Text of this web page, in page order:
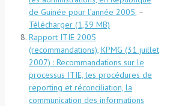
de Guinée pour l’année 2005. –
Télécharger
Rapport ITIE 2005
(recommandations), KPMG (31 juillet
2007) : Recommandations sur le
processus ITIE, les procédures de
reporting et réconciliation, la
communication des informations